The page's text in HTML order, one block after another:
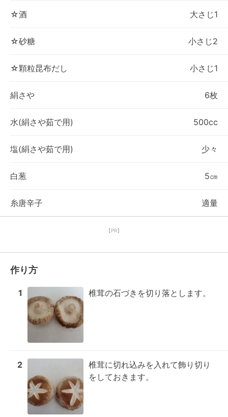
☆酒 大さじ1
☆砂糖 小さじ2
☆顆粒昆布だし 小さじ1
絹さや 6枚
水(絹さや茹で用) 500cc
塩(絹さや茹で用) 少々
白葱 5㎝
糸唐辛子 適量
【PR】
作り方
1 椎茸の石づきを切り落とします。
2
椎茸に切れ込みを入れて飾り切り
をしておきます。